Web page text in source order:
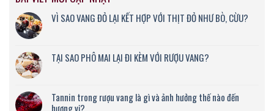
VÌ SAO VANG ĐỎ LẠI KẾT HỢP VỚI THỊT ĐỎ NHƯ BÒ, CỪU?
TẠI SAO PHÔ MAI LẠI ĐI KÈM VỚI RƯỢU VANG?
Tannin trong rượu vang là gì và ảnh hưởng thế nào đến
hương vị?